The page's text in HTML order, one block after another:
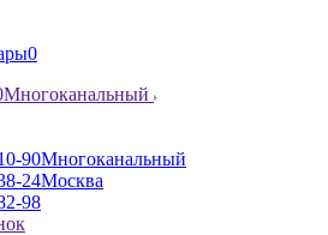
0
Многоканальный
90Многоканальный
24Москва
98